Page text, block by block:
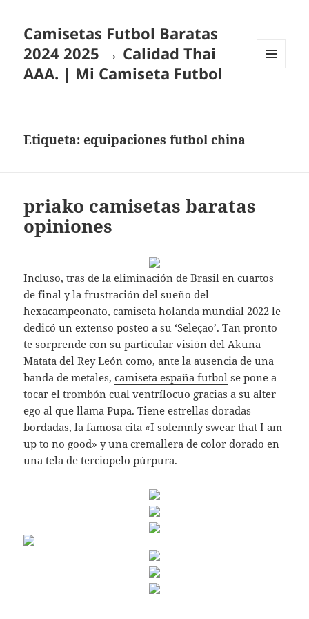
Camisetas Futbol Baratas
2024 2025 → Calidad Thai
AAA. | Mi Camiseta Futbol
Etiqueta:equipaciones futbol china
priako camisetas baratas
opiniones
Incluso, tras de la eliminación de Brasil en cuartos
de final y la frustración del sueño del
hexacampeonato,camiseta holanda mundial 2022 le
dedicó un extenso posteo a su ‘Seleçao’. Tan pronto
te sorprende con su particular visión del Akuna
Matata del Rey León como, ante la ausencia de una
banda de metales,camiseta españa futbol se pone a
tocar el trombón cual ventrílocuo gracias a su alter
ego al que llama Pupa. Tiene estrellas doradas
bordadas, la famosa cita «I solemnly swear that I am
up to no good» y una cremallera de color dorado en
una tela de terciopelo púrpura.